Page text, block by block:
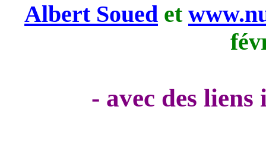
Albert Soued et
- avec des